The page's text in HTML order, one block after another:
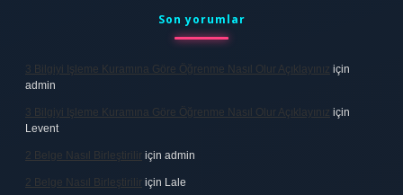
Son yorumlar
3 Bilgiyi Işleme Kuramına Göre Öğrenme Nasıl Olur Açıklayınız için
admin
3 Bilgiyi Işleme Kuramına Göre Öğrenme Nasıl Olur Açıklayınız için
Levent
2 Belge Nasıl Birleştirilir için admin
2 Belge Nasıl Birleştirilir için Lale